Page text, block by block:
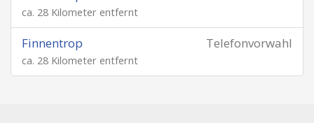
ca. 28 Kilometer entfernt
Telefonvorwahl
Finnentrop
ca. 28 Kilometer entfernt